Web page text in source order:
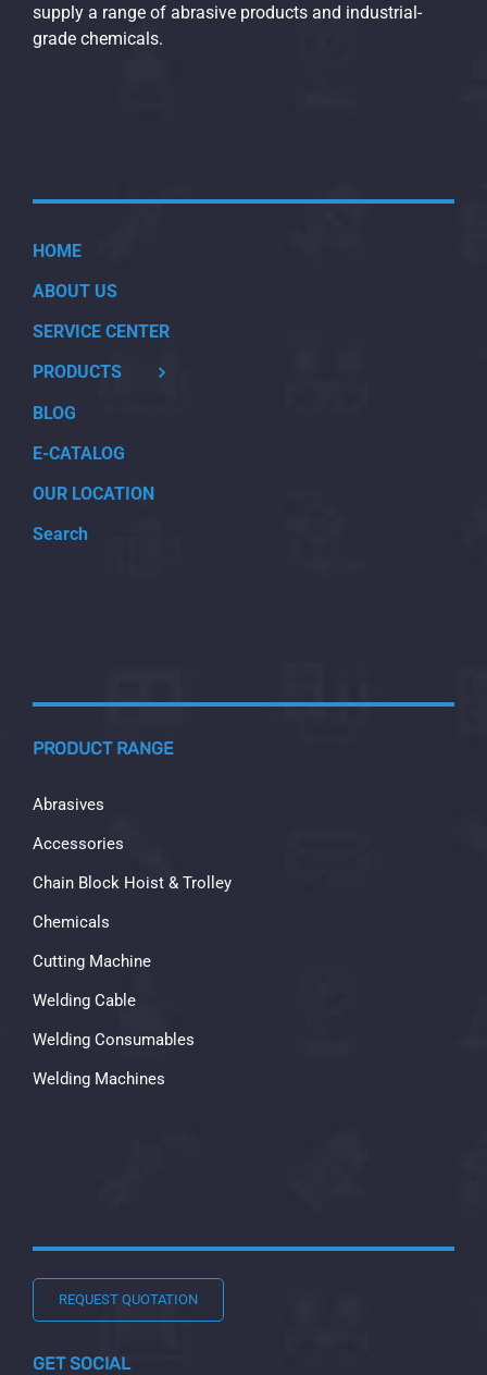
supply a range of abrasive products and industrial-
grade chemicals.
HOME
ABOUT US
SERVICE CENTER
PRODUCTS
BLOG
E-CATALOG
OUR LOCATION
Search
PRODUCT RANGE
Abrasives
Accessories
Chain Block Hoist & Trolley
Chemicals
Cutting Machine
Welding Cable
Welding Consumables
Welding Machines
REQUEST QUOTATION
GET SOCIAL